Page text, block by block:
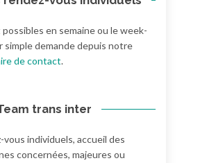
en semaine ou le week-
simple demande depuis notre
de contact.
trans inter
vous individuels, accueil des
concernées, majeures ou